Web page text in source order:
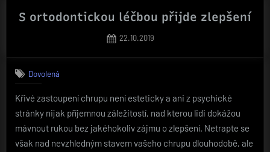
S ortodontickou léčbou přijde zlepšení
Posted
22.10.2019
Dovolená
Křivé zastoupení chrupu není esteticky a ani z psychické
stránky nijak příjemnou záležitostí, nad kterou lidi dokážou
mávnout rukou bez jakéhokoliv zájmu o zlepšení. Netrapte se
však nad nevzhledným stavem vašeho chrupu dlouhodobě, ale